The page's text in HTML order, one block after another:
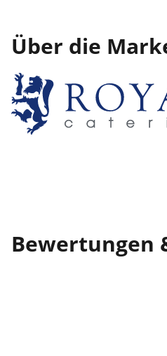
Über die
Bewertungen